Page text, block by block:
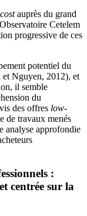
auprès du grand
Cetelem
progressive de ces
potentiel du
et Nguyen, 2012), et
il semble
du
des offres low-
de travaux menés
analyse approfondie
:
centrée sur la